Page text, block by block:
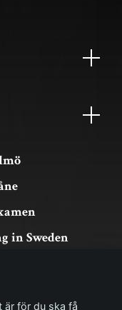
in Sweden
är för du ska få